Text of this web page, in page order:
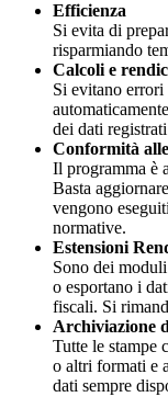
Efficienza
Si evita di
risparmiando
Calcoli e
Si evitano
dei dati
Conformità
Il programma è
Basta
vengono
normative.
Estensioni
Sono dei
o esportano i
fiscali. Si
Archiviazione
Tutte le stampe
o altri formati e
dati sempre